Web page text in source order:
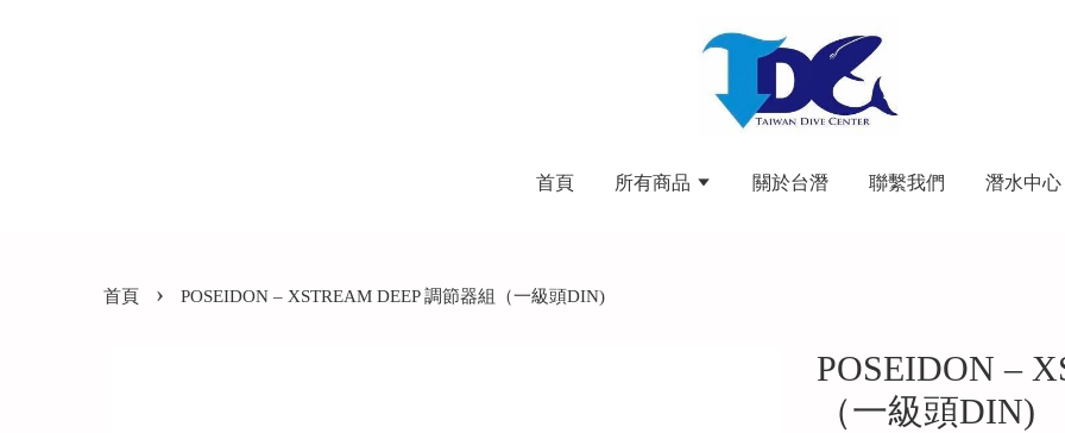
首頁 所有商品 關於台潛 聯繫我們 潛水中心
首頁 › POSEIDON – XSTREAM DEEP 調節器組（一級頭DIN)
POSEIDON –
（一級頭DIN)